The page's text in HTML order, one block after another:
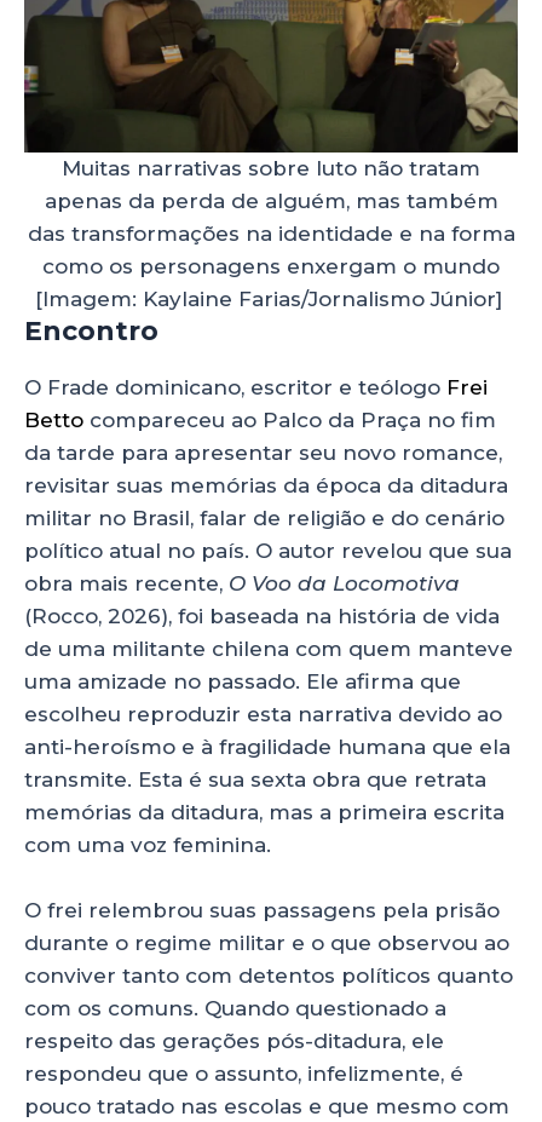
Muitas narrativas sobre luto não tratam
apenas da perda de alguém, mas também
das transformações na identidade e na forma
como os personagens enxergam o mundo
[Imagem: Kaylaine Farias/Jornalismo Júnior]
Encontro
O Frade dominicano, escritor e teólogo Frei
Betto compareceu ao Palco da Praça no fim
da tarde para apresentar seu novo romance,
revisitar suas memórias da época da ditadura
militar no Brasil, falar de religião e do cenário
político atual no país. O autor revelou que sua
obra mais recente, O Voo da Locomotiva
(Rocco, 2026), foi baseada na história de vida
de uma militante chilena com quem manteve
uma amizade no passado. Ele afirma que
escolheu reproduzir esta narrativa devido ao
anti-heroísmo e à fragilidade humana que ela
transmite. Esta é sua sexta obra que retrata
memórias da ditadura, mas a primeira escrita
com uma voz feminina.
O frei relembrou suas passagens pela prisão
durante o regime militar e o que observou ao
conviver tanto com detentos políticos quanto
com os comuns. Quando questionado a
respeito das gerações pós-ditadura, ele
respondeu que o assunto, infelizmente, é
pouco tratado nas escolas e que mesmo com